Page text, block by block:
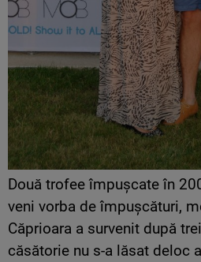
Două trofee împușcate în
veni vorba de împușcături,
Căprioara a survenit după
căsătorie nu s-a lăsat deloc